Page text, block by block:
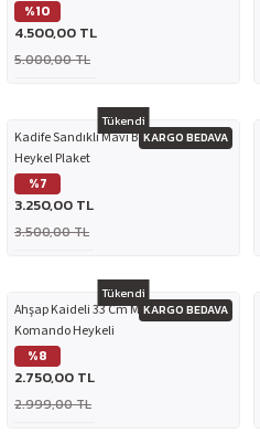
%10
4.500,00 TL
5.000,00 TL
Tükendi
KARGO BEDAVA
Kadife Sandıklı Mavi Bereli Komando
Heykel Plaket
%7
3.250,00 TL
3.500,00 TL
Tükendi
KARGO BEDAVA
Ahşap Kaideli 33 Cm Mavi Bereli
Komando Heykeli
%8
2.750,00 TL
2.999,00 TL